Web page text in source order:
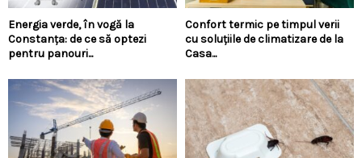
Energia verde, în vogă la
Constanța: de ce să optezi
pentru panouri...
Confort termic pe timpul verii
cu soluțiile de climatizare de la
Casa...